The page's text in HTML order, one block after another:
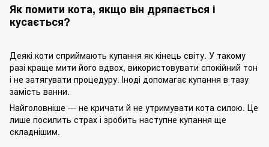
Як помити кота, якщо він дряпається і
кусається?
Деякі коти сприймають купання як кінець світу. У такому
разі краще мити його вдвох, використовувати спокійний тон
і не затягувати процедуру. Іноді допомагає купання в тазу
замість ванни.
Найголовніше — не кричати й не утримувати кота силою. Це
лише посилить страх і зробить наступне купання ще
складнішим.